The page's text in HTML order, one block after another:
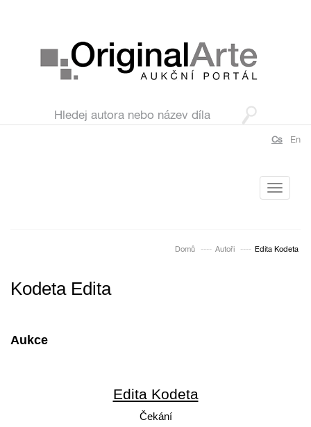
Cs En
Toggle
Domů Autoři Edita Kodeta
Kodeta Edita
Aukce
Edita Kodeta
Čekání